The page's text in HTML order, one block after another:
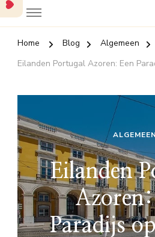
Home Blog
Algemeen
Eilanden Portugal Azoren: Een
ALGEMEEN
Eilanden
Azoren:
Paradijs